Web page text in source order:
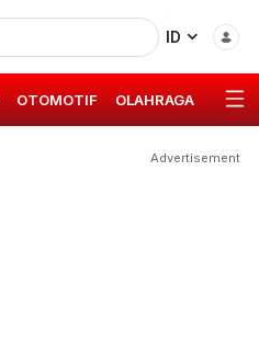
ID
OTOMOTIF OLAHRAGA GAYA
Advertisement